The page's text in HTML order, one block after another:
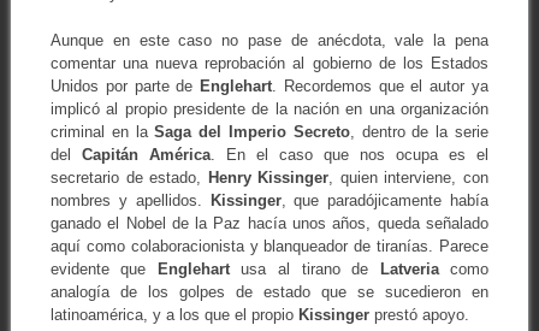
Aunque en este caso no pase de anécdota, vale la pena
comentar una nueva reprobación al gobierno de los Estados
Unidos por parte deEnglehart . Recordemos que el autor ya
implicó al propio presidente de la nación en una organización
criminal en laSaga del Imperio Secreto, dentro de la serie
del Capitán América. En el caso que nos ocupa es el
secretario de estado, Henry Kissinger , quien interviene, con
nombres y apellidos. Kissinger, que paradójicamente había
ganado el Nobel de la Paz hacía unos años, queda señalado
aquí como colaboracionista y blanqueador de tiranías. Parece
evidente que Englehartusa al tirano de Latveriacomo
analogía de los golpes de estado que se sucedieron en
latinoamérica, y a los que el propio Kissingerprestó apoyo.